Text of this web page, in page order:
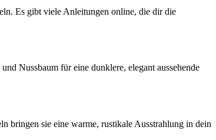
Es gibt⁤ viele ⁣Anleitungen online, die dir die
Nussbaum für eine dunklere, elegant aussehende
bringen sie eine warme, rustikale Ausstrahlung in dein⁤